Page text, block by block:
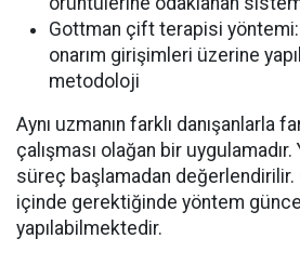
Gottman çift terapisi yöntemi:
onarım girişimleri üzerine
metodoloji
Aynı uzmanın farklı danışanlarla
çalışması olağan bir
süreç başlamadan değerlendirilir.
içinde gerektiğinde yöntem
yapılabilmektedir.